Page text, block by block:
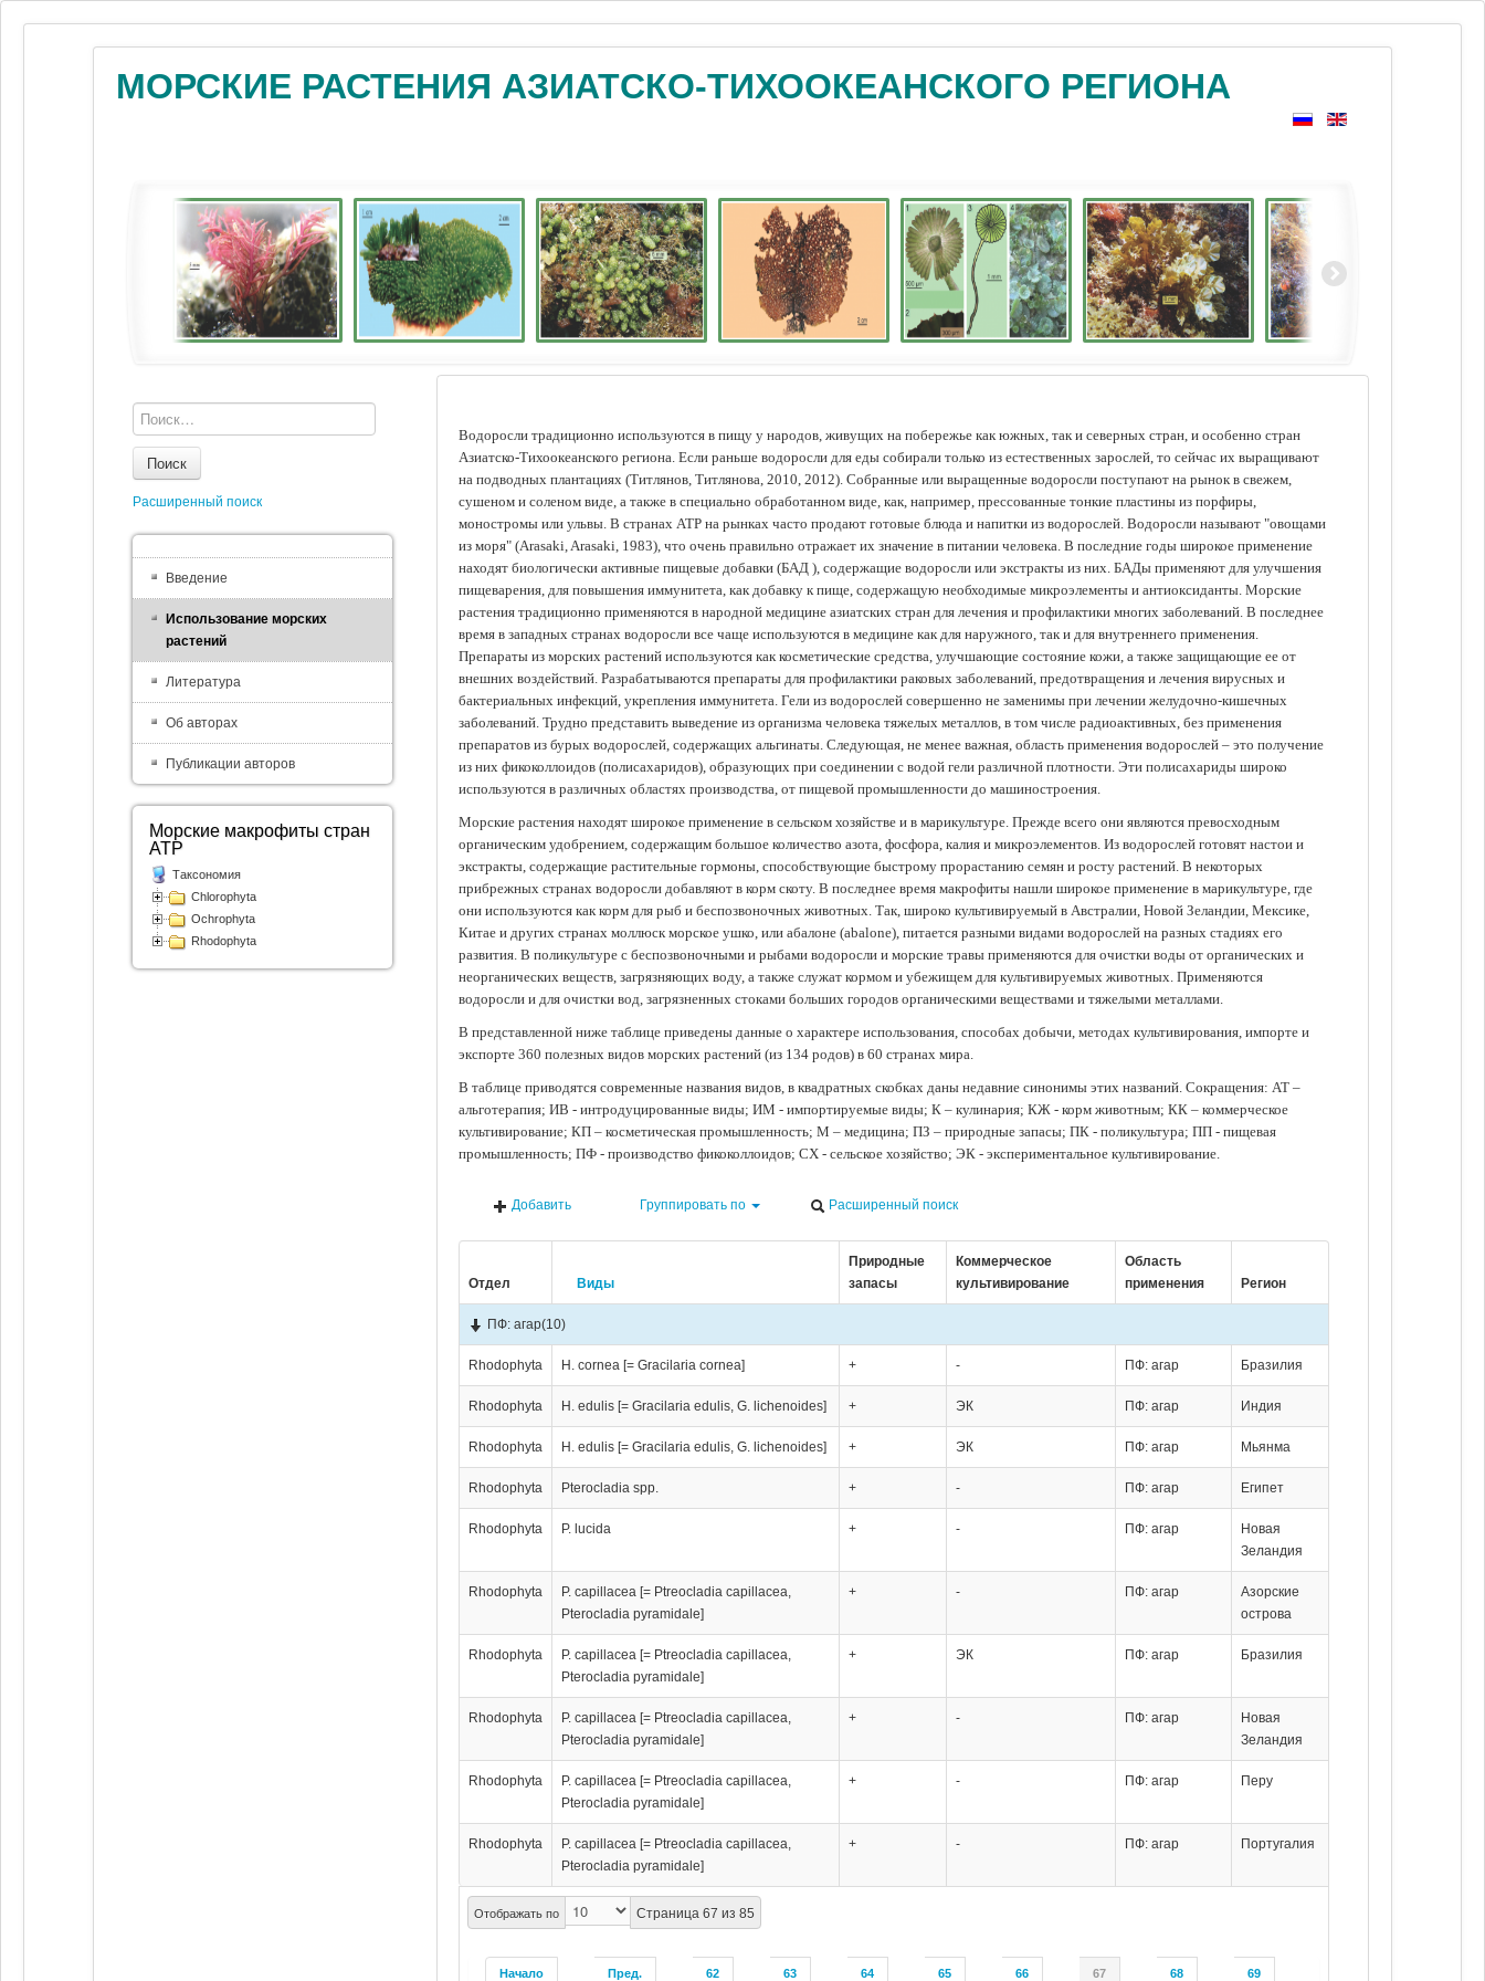
МОРСКИЕ РАСТЕНИЯ АЗИАТСКО-ТИХООКЕАНСКОГО РЕГИОНА
Водоросли традиционно используются в пищу у народов, живущих на побережье как южных, так и северных стран, и особенно стран
Азиатско-Тихоокеанского региона. Если раньше водоросли для еды собирали только из естественных зарослей, то сейчас их выращивают
на подводных плантациях (Tитлянов, Титлянова, 2010, 2012). Собранные или выращенные водоросли поступают на рынок в свежем,
сушеном и соленом виде, а также в специально обработанном виде, как, например, прессованные тонкие пластины из порфиры,
моностромы или ульвы. В странах АТР на рынках часто продают готовые блюда и напитки из водорослей. Водоросли называют "овощами
из моря" (Arasaki, Arasaki, 1983), что очень правильно отражает их значение в питании человека. В последние годы широкое применение
находят биологически активные пищевые добавки (БАД ), содержащие водоросли или экстракты из них. БАДы применяют для улучшения
пищеварения, для повышения иммунитета, как добавку к пище, содержащую необходимые микроэлементы и антиоксиданты. Морские
растения традиционно применяются в народной медицине азиатских стран для лечения и профилактики многих заболеваний. В последнее
время в западных странах водоросли все чаще используются в медицине как для наружного, так и для внутреннего применения.
Препараты из морских растений используются как косметические средства, улучшающие состояние кожи, а также защищающие ее от
внешних воздействий. Разрабатываются препараты для профилактики раковых заболеваний, предотвращения и лечения вирусных и
бактериальных инфекций, укрепления иммунитета. Гели из водорослей совершенно не заменимы при лечении желудочно-кишечных
заболеваний. Трудно представить выведение из организма человека тяжелых металлов, в том числе радиоактивных, без применения
препаратов из бурых водорослей, содержащих альгинаты. Следующая, не менее важная, область применения водорослей – это получение
из них фикоколлоидов (полисахаридов), образующих при соединении с водой гели различной плотности. Эти полисахариды широко
используются в различных областях производства, от пищевой промышленности до машиностроения.
Морские растения находят широкое применение в сельском хозяйстве и в марикультуре. Прежде всего они являются превосходным
органическим удобрением, содержащим большое количество азота, фосфора, калия и микроэлементов. Из водорослей готовят настои и
экстракты, содержащие растительные гормоны, способствующие быстрому прорастанию семян и росту растений. В некоторых
прибрежных странах водоросли добавляют в корм скоту. В последнее время макрофиты нашли широкое применение в марикультуре, где
они используются как корм для рыб и беспозвоночных животных. Так, широко культивируемый в Австралии, Новой Зеландии, Мексике,
Китае и других странах моллюск морское ушко, или абалоне (abalone), питается разными видами водорослей на разных стадиях его
развития. В поликультуре с беспозвоночными и рыбами водоросли и морские травы применяются для очистки воды от органических и
неорганических веществ, загрязняющих воду, а также служат кормом и убежищем для культивируемых животных. Применяются
водоросли и для очистки вод, загрязненных стоками больших городов органическими веществами и тяжелыми металлами.
В представленной ниже таблице приведены данные о характере использования, способах добычи, методах культивирования, импорте и
экспорте 360 полезных видов морских растений (из 134 родов) в 60 странах мира.
В таблице приводятся современные названия видов, в квадратных скобках даны недавние синонимы этих названий. Сокращения: АТ –
альготерапия; ИВ - интродуцированные виды; ИМ - импортируемые виды; К – кулинария; КЖ - корм животным; КК – коммерческое
культивирование; КП – косметическая промышленность; М – медицина; ПЗ – природные запасы; ПК - поликультура; ПП - пищевая
промышленность; ПФ - производство фикоколлоидов; СХ - сельское хозяйство; ЭК - экспериментальное культивирование.
Добавить Группировать по Расширенный поиск
Отдел Виды
Природные
запасы
Коммерческое
культивирование
Область
применения
Регион
Отображать по Страница 67 из 85
Начало Пред. 62 63 64 65 66 67 68 69
ПФ: агар(10)
Rhodophyta H. cornea [= Gracilaria cornea] + - ПФ: агар Бразилия
Rhodophyta H. edulis [= Gracilaria edulis, G. lichenoides] + ЭК ПФ: агар Индия
Rhodophyta H. edulis [= Gracilaria edulis, G. lichenoides] + ЭК ПФ: агар Мьянма
Rhodophyta Pterocladia spp. + - ПФ: агар Египет
Rhodophyta P. lucida + - ПФ: агар
Новая
Зеландия
Rhodophyta
P. capillacea [= Ptreocladia capillacea,
Pterocladia pyramidale]
+ - ПФ: агар
Азорские
острова
Rhodophyta
P. capillacea [= Ptreocladia capillacea,
Pterocladia pyramidale]
+ ЭК ПФ: агар Бразилия
Rhodophyta
P. capillacea [= Ptreocladia capillacea,
Pterocladia pyramidale]
+ - ПФ: агар
Новая
Зеландия
Rhodophyta
P. capillacea [= Ptreocladia capillacea,
Pterocladia pyramidale]
+ - ПФ: агар Перу
Rhodophyta
P. capillacea [= Ptreocladia capillacea,
Pterocladia pyramidale]
+ - ПФ: агар Португалия
Поиск
Расширенный поиск
Введение
Использование морских
растений
Литература
Об авторах
Публикации авторов
Морские макрофиты стран
АТР
Таксономия
Chlorophyta
Ochrophyta
Rhodophyta